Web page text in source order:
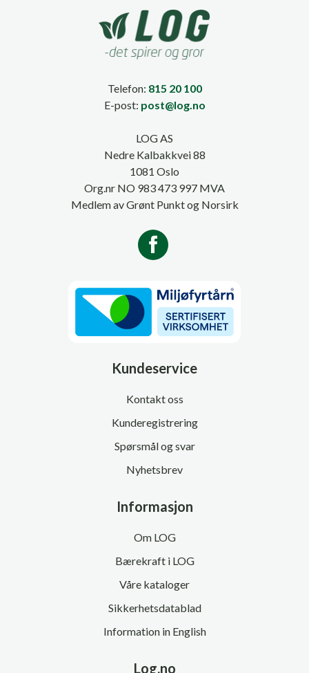
Telefon: 815 20 100
E-post: post@log.no
LOG AS
Nedre Kalbakkvei 88
1081 Oslo
Org.nr NO 983 473 997 MVA
Medlem av Grønt Punkt og Norsirk
Kundeservice
Kontakt oss
Kunderegistrering
Spørsmål og svar
Nyhetsbrev
Informasjon
Om LOG
Bærekraft i LOG
Våre kataloger
Sikkerhetsdatablad
Information in English
Log.no